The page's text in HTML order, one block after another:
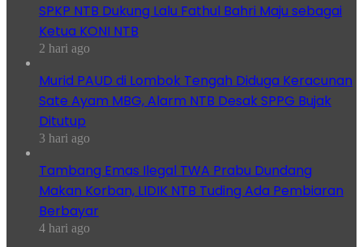
SPKP NTB Dukung Lalu Fathul Bahri Maju sebagai
Ketua KONI NTB
2 hari ago
Murid PAUD di Lombok Tengah Diduga Keracunan
Sate Ayam MBG, Alarm NTB Desak SPPG Bujak
Ditutup
3 hari ago
Tambang Emas Ilegal TWA Prabu Dundang
Makan Korban, LIDIK NTB Tuding Ada Pembiaran
Berbayar
4 hari ago